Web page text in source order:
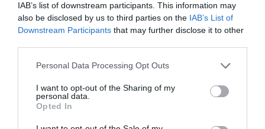
IAB’s list of downstream participants. This information may
also be disclosed by us to third parties on the IAB’s List of
Downstream Participants that may further disclose it to other
Please note that this website/app uses one or more Google
not limited to your visit or usage behaviour. You may click to
grant or deny consent to Google and its third-party tags to
use your data for below specified purposes in below Google
consent section.
Personal Data Processing Opt Outs
I want to opt-out of the Sharing of my
personal data.
Opted In
One Teaspoon And All The Worms In The Body
Die Instantly
155 140 202